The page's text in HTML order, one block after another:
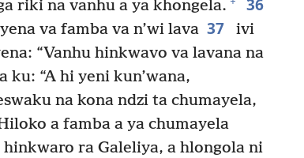
riki na vanhu a ya khongela.
va famba va n’wi lava 37
ivi
“Vanhu hinkwavo va lavana na
ku: “A hi yeni kun’wana,
na kona ndzi ta chumayela,
a famba a ya chumayela
ra Galeliya, a hlongola ni